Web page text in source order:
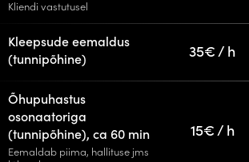
Kliendi vastutusel
Kleepsude eemaldus
(tunnipõhine)
35€ / h
Õhupuhastus
osonaatoriga
(tunnipõhine), ca 60 min
Eemaldab piima, hallituse jms
15€ / h